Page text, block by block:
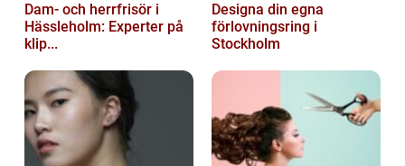
Dam- och herrfrisör i
Hässleholm: Experter på
klip...
Designa din egna
förlovningsring i
Stockholm